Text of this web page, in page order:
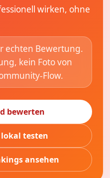
wirken, ohne
echten Bewertung.
kein Foto von
Flow.
bewerten
lokal testen
ansehen